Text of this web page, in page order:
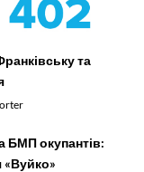
та
БМП окупантів:
«Вуйко»